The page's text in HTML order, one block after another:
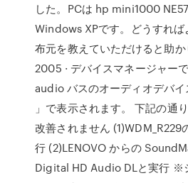
した。PCは hp mini1000
Windows XPです。どうすれ
布元を教えていただけると助
2005 · デバイスマネージャ
audio バスのオーディオデバイ
」で表示されます。 下記の通
改善されません (1)WDM_R229
行 (2)LENOVO からの
Digital HD Audio DLと実行 ※